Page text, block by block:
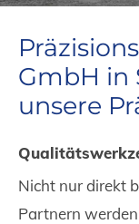
GmbH in
unsere
Nicht nur direkt
Partnern